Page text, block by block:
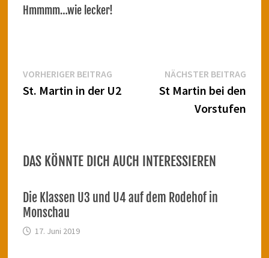
Hmmmm…wie lecker!
Beitragsnavigation
VORHERIGER BEITRAGVorheriger
Beitrag:
St. Martin in der U2
NÄCHSTER BEITRAG
St Martin bei den
Vorstufen
DAS KÖNNTE DICH AUCH INTERESSIEREN
Die Klassen U3 und U4 auf dem Rodehof in
Monschau
17. Juni 2019